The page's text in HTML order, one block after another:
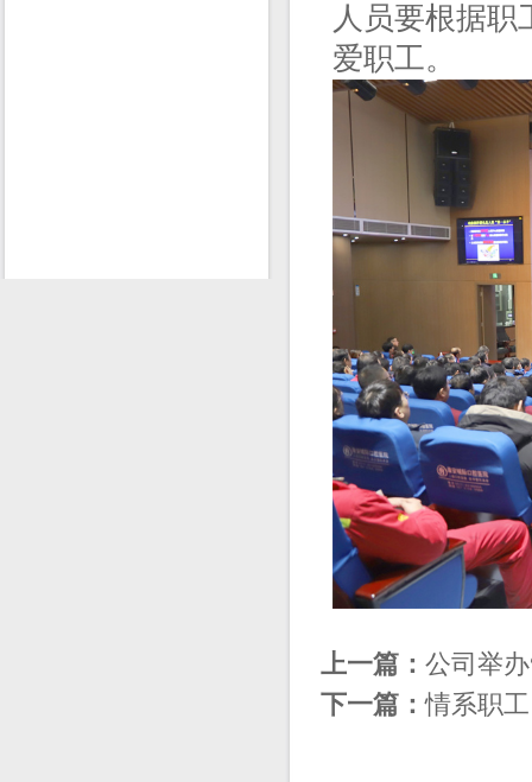
人员要根据职
爱职工。
上一篇： 公司举
下一篇：情系职